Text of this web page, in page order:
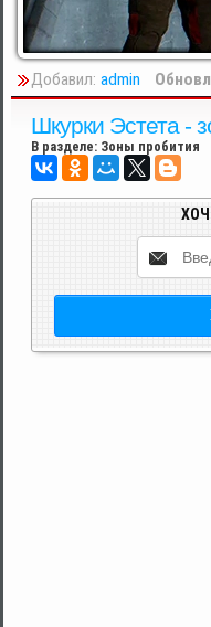
Добавил: admin
Шкурки Эстета -
В разделе: Зоны пробития